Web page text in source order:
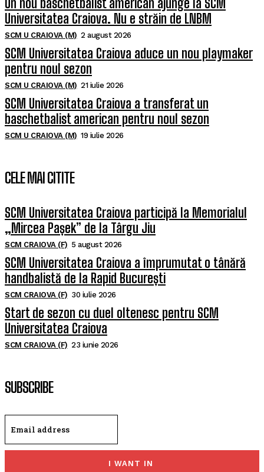
Un nou baschetbalist american ajunge la SCM
Universitatea Craiova. Nu e străin de LNBM
SCM U CRAIOVA (M) 2 august 2026
SCM Universitatea Craiova aduce un nou playmaker
pentru noul sezon
SCM U CRAIOVA (M) 21 iulie 2026
SCM Universitatea Craiova a transferat un
baschetbalist american pentru noul sezon
SCM U CRAIOVA (M) 19 iulie 2026
CELE MAI CITITE
SCM Universitatea Craiova participă la Memorialul
„Mircea Pașek” de la Târgu Jiu
SCM CRAIOVA (F) 5 august 2026
SCM Universitatea Craiova a împrumutat o tânără
handbalistă de la Rapid București
SCM CRAIOVA (F) 30 iulie 2026
Start de sezon cu duel oltenesc pentru SCM
Universitatea Craiova
SCM CRAIOVA (F) 23 iunie 2026
SUBSCRIBE
I WANT IN